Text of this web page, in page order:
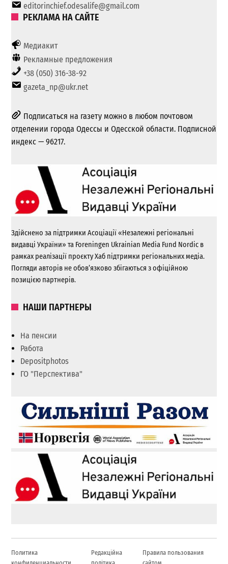
editorinchief.odesalife@gmail.com
РЕКЛАМА НА САЙТЕ
Медиакит
Рекламные предложения
+38 (050) 316-38-92
gazeta_np@ukr.net
Подписаться на газету можно в любом почтовом
отделении города Одессы и Одесской области. Подписной
индекс — 96217.
Здійснено за підтримки Асоціації «Незалежні регіональні
видавці України» та Foreningen Ukrainian Media Fund Nordic в
рамках реалізації проєкту Хаб підтримки регіональних медіа.
Погляди авторів не обов’язково збігаються з офіційною
позицією партнерів.
НАШИ ПАРТНЕРЫ
На пенсии
Работа
Depositphotos
ГО "Перспектива"
Политика
Редакційна
Правила пользования